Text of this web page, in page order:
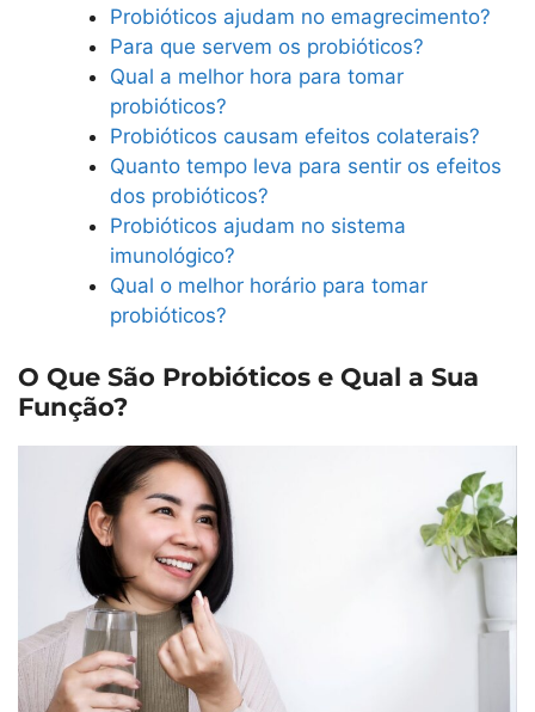
Probióticos ajudam no emagrecimento?
Para que servem os probióticos?
Qual a melhor hora para tomar
probióticos?
Probióticos causam efeitos colaterais?
Quanto tempo leva para sentir os efeitos
dos probióticos?
Probióticos ajudam no sistema
imunológico?
Qual o melhor horário para tomar
probióticos?
O Que São Probióticos e Qual a Sua
Função?